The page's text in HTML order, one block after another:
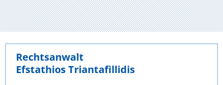
Rechtsanwalt
Efstathios Triantafillidis